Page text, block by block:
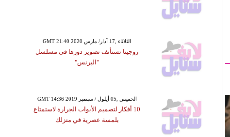
GMT 21:40 2020 الثلاثاء ,17 آذار/ مارس
روجينا تستأنف تصوير دورها في مسلسل
"البرنس"
GMT 14:36 2019 الخميس ,05 أيلول / سبتمبر
10 أفكار لتصميم الأبواب الجرارة لاستمتاع
بلمسة عصرية في منزلك